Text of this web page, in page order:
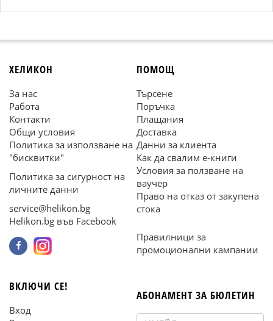
ХЕЛИКОН
За нас
Работа
Контакти
Общи условия
Политика за използване на
"бисквитки"
Политика за сигурност на
личните данни
service@helikon.bg
Helikon.bg във Facebook
ПОМОЩ
Търсене
Поръчка
Плащания
Доставка
Данни за клиента
Как да свалим е-книги
Условия за ползване на
ваучер
Право на отказ от закупена
стока
Правилници за
промоционални кампании
ВКЛЮЧИ СЕ!
Вход
АБОНАМЕНТ ЗА БЮЛЕТИН